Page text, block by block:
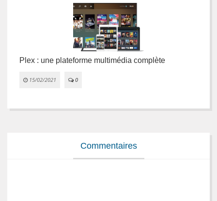
Plex : une plateforme multimédia complète
15/02/2021 0
Commentaires